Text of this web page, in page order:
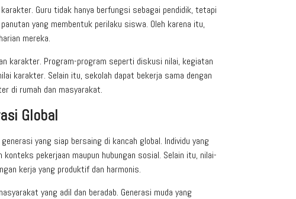
Guru tidak hanya berfungsi sebagai pendidik, tetapi
yang membentuk perilaku siswa. Oleh karena itu,
mereka.
karakter. Program-program seperti diskusi nilai, kegiatan
karakter. Selain itu, sekolah dapat bekerja sama dengan
di rumah dan masyarakat.
Global
yang siap bersaing di kancah global. Individu yang
pekerjaan maupun hubungan sosial. Selain itu, nilai-
kerja yang produktif dan harmonis.
yang adil dan beradab. Generasi muda yang